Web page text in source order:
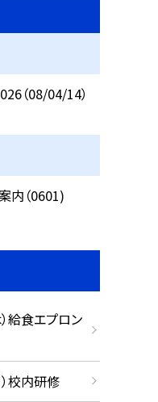
（08/04/14）
内（0601)
給食エプロン
校内研修